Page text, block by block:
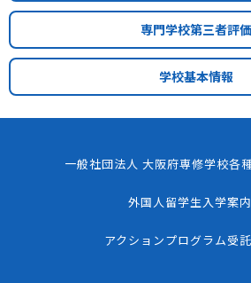
専門学校第三者評価
学校基本情報
一般社団法人 大阪府専修学校各
外国人留学生入学案内
アクションプログラム受